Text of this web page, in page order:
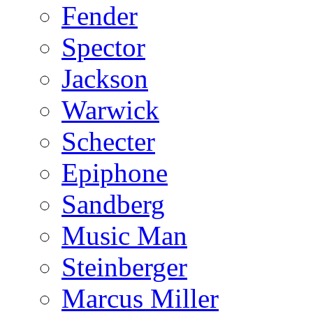
Fender
Spector
Jackson
Warwick
Schecter
Epiphone
Sandberg
Music Man
Steinberger
Marcus Miller